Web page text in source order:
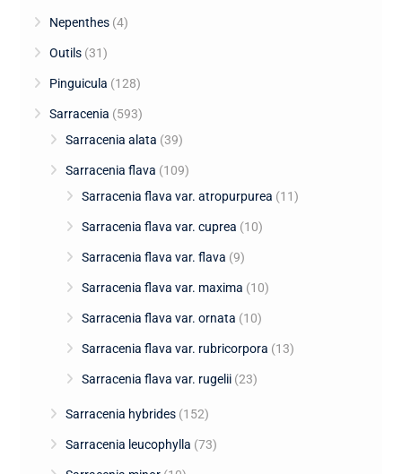
Nepenthes (4)
Outils (31)
Pinguicula (128)
Sarracenia (593)
Sarracenia alata (39)
Sarracenia flava (109)
Sarracenia flava var. atropurpurea (11)
Sarracenia flava var. cuprea (10)
Sarracenia flava var. flava (9)
Sarracenia flava var. maxima (10)
Sarracenia flava var. ornata (10)
Sarracenia flava var. rubricorpora (13)
Sarracenia flava var. rugelii (23)
Sarracenia hybrides (152)
Sarracenia leucophylla (73)